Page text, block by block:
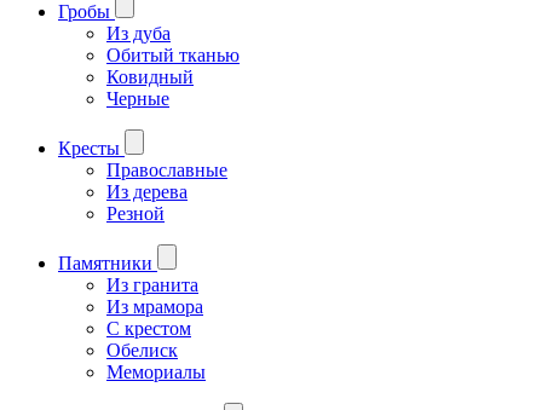
Гробы
Из дуба
Обитый тканью
Ковидный
Черные
Кресты
Православные
Из дерева
Резной
Памятники
Из гранита
Из мрамора
С крестом
Обелиск
Мемориалы